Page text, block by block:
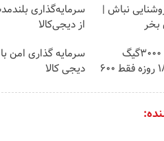
نباش |
بخر
سرمایه‌گذاری
از دیجی‌کالا
⏳فرصت محدود!! 3000گیگ
اینترنت خانگی 180 روزه فقط 600
سرمایه گذاری امن
دیجی کالا